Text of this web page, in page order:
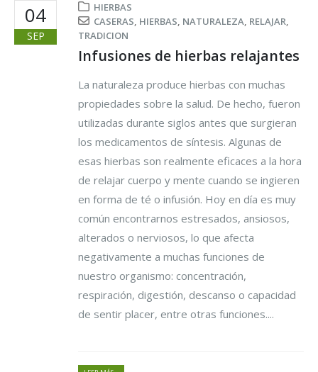
04
SEP
HIERBAS
CASERAS, HIERBAS, NATURALEZA, RELAJAR,
TRADICION
Infusiones de hierbas relajantes
La naturaleza produce hierbas con muchas
propiedades sobre la salud. De hecho, fueron
utilizadas durante siglos antes que surgieran
los medicamentos de síntesis. Algunas de
esas hierbas son realmente eficaces a la hora
de relajar cuerpo y mente cuando se ingieren
en forma de té o infusión. Hoy en día es muy
común encontrarnos estresados, ansiosos,
alterados o nerviosos, lo que afecta
negativamente a muchas funciones de
nuestro organismo: concentración,
respiración, digestión, descanso o capacidad
de sentir placer, entre otras funciones....